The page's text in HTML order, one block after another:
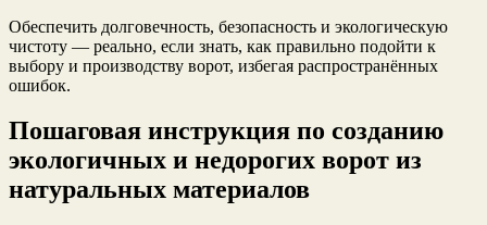
Обеспечить долговечность, безопасность и экологическую
чистоту — реально, если знать, как правильно подойти к
выбору и производству ворот, избегая распространённых
ошибок.
Пошаговая инструкция по созданию
экологичных и недорогих ворот из
натуральных материалов